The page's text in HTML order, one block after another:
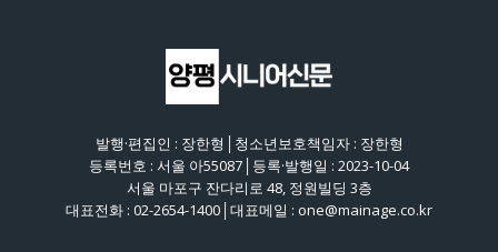
발행·편집인 : 장한형│청소년보호책임자 : 장한형
등록번호 : 서울 아55087│등록·발행일 : 2023-10-04
서울 마포구 잔다리로 48, 정원빌딩 3층
대표전화 : 02-2654-1400│대표메일 : one@mainage.co.kr